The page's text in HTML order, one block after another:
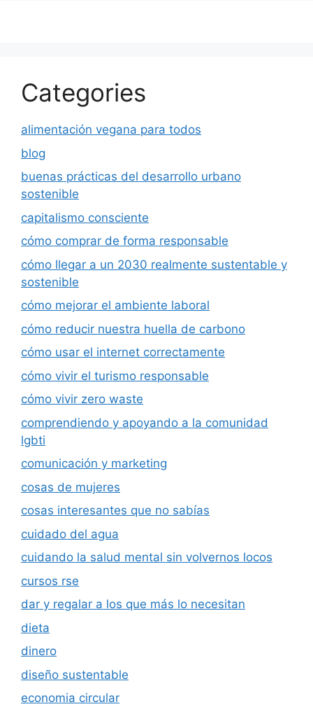
Categories
alimentación vegana para todos
blog
buenas prácticas del desarrollo urbano
sostenible
capitalismo consciente
cómo comprar de forma responsable
cómo llegar a un 2030 realmente sustentable y
sostenible
cómo mejorar el ambiente laboral
cómo reducir nuestra huella de carbono
cómo usar el internet correctamente
cómo vivir el turismo responsable
cómo vivir zero waste
comprendiendo y apoyando a la comunidad
lgbti
comunicación y marketing
cosas de mujeres
cosas interesantes que no sabías
cuidado del agua
cuidando la salud mental sin volvernos locos
cursos rse
dar y regalar a los que más lo necesitan
dieta
dinero
diseño sustentable
economia circular